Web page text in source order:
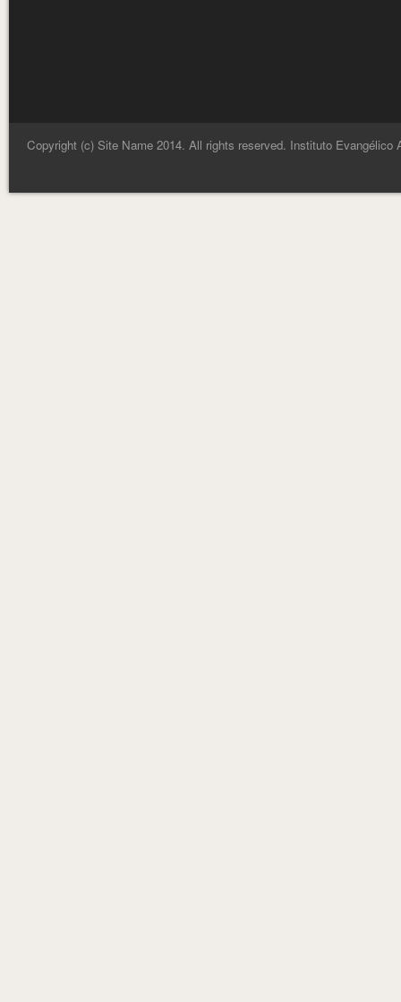
Copyright (c) Site Name 2014. All rights reserved. Instituto Evangélico